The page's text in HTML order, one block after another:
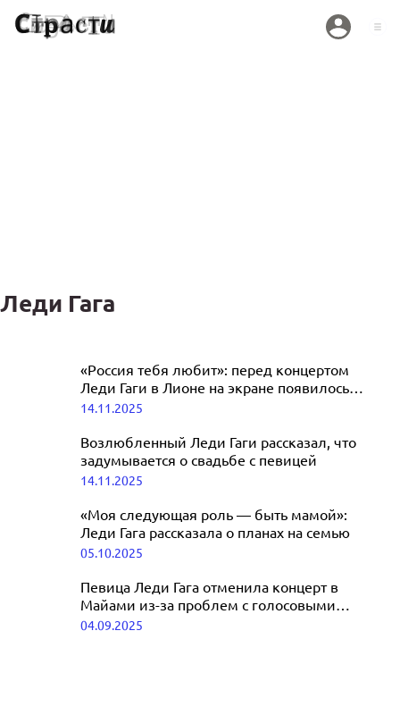
Леди Гага
Леди Гага появилась на публике
в новом образе с обесцвеченными
бровями
«Россия тебя любит»: перед концертом
Леди Гаги в Лионе на экране появилось
обращение на русском
14.11.2025
Возлюбленный Леди Гаги рассказал, что
задумывается о свадьбе с певицей
14.11.2025
«Моя следующая роль — быть мамой»:
Леди Гага рассказала о планах на семью
05.10.2025
Певица Леди Гага отменила концерт в
Майами из-за проблем с голосовыми
связками
04.09.2025